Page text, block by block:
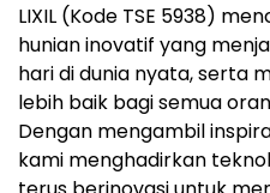
LIXIL (Kode TSE 5938)
hunian inovatif yang
hari di dunia nyata, serta
lebih baik bagi semua
Dengan mengambil
kami menghadirkan